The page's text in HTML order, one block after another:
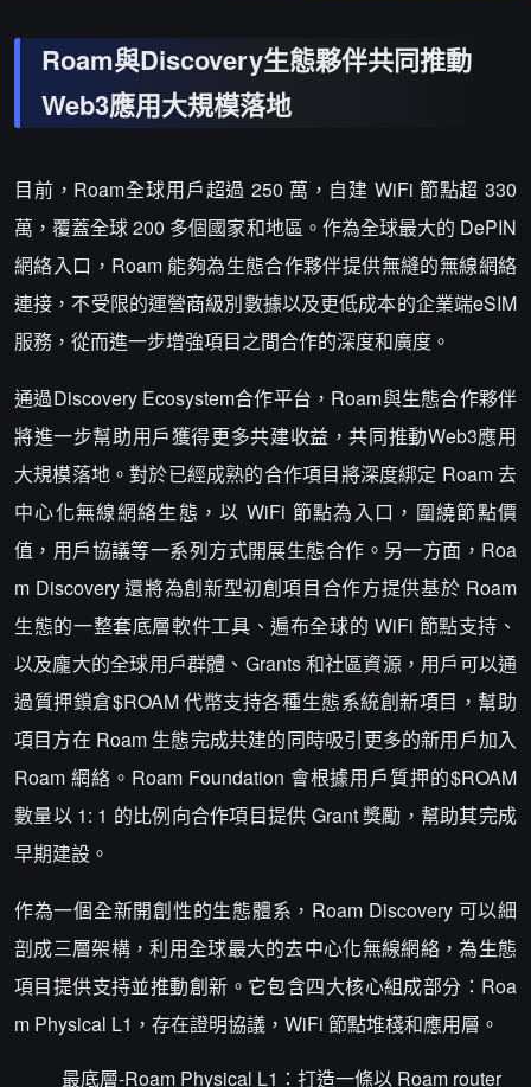
Roam與Discovery生態夥伴共同推動
Web3應用大規模落地
目前，Roam全球用戶超過 250 萬，自建 WiFi 節點超 330
萬，覆蓋全球 200 多個國家和地區。作為全球最大的 DePIN
網絡入口，Roam 能夠為生態合作夥伴提供無縫的無線網絡
連接，不受限的運營商級別數據以及更低成本的企業端eSIM
服務，從而進一步增強項目之間合作的深度和廣度。
通過Discovery Ecosystem合作平台，Roam與生態合作夥伴
將進一步幫助用戶獲得更多共建收益，共同推動Web3應用
大規模落地。對於已經成熟的合作項目將深度綁定 Roam 去
中心化無線網絡生態，以 WiFi 節點為入口，圍繞節點價
值，用戶協議等一系列方式開展生態合作。另一方面，Roa
m Discovery 還將為創新型初創項目合作方提供基於 Roam
生態的一整套底層軟件工具、遍布全球的 WiFi 節點支持、
以及龐大的全球用戶群體、Grants 和社區資源，用戶可以通
過質押鎖倉$ROAM 代幣支持各種生態系統創新項目，幫助
項目方在 Roam 生態完成共建的同時吸引更多的新用戶加入
Roam 網絡。Roam Foundation 會根據用戶質押的$ROAM
數量以 1: 1 的比例向合作項目提供 Grant 獎勵，幫助其完成
早期建設。
作為一個全新開創性的生態體系，Roam Discovery 可以細
剖成三層架構，利用全球最大的去中心化無線網絡，為生態
項目提供支持並推動創新。它包含四大核心組成部分：Roa
m Physical L1，存在證明協議，WiFi 節點堆棧和應用層。
最底層-Roam Physical L1：打造一條以 Roam router